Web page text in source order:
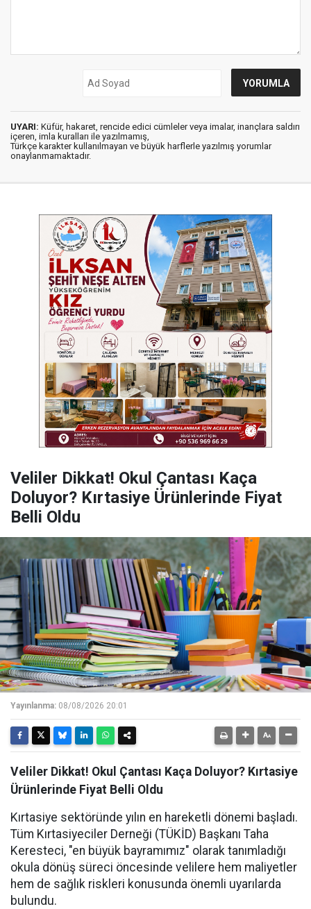
UYARI: Küfür, hakaret, rencide edici cümleler veya imalar, inançlara saldırı
içeren, imla kuralları ile yazılmamış,
Türkçe karakter kullanılmayan ve büyük harflerle yazılmış yorumlar
onaylanmamaktadır.
Veliler Dikkat! Okul Çantası Kaça
Doluyor? Kırtasiye Ürünlerinde Fiyat
Belli Oldu
Yayınlanma: 08/08/2026 20:01
Veliler Dikkat! Okul Çantası Kaça Doluyor? Kırtasiye
Ürünlerinde Fiyat Belli Oldu
Kırtasiye sektöründe yılın en hareketli dönemi başladı.
Tüm Kırtasiyeciler Derneği (TÜKİD) Başkanı Taha
Keresteci, "en büyük bayramımız" olarak tanımladığı
okula dönüş süreci öncesinde velilere hem maliyetler
hem de sağlık riskleri konusunda önemli uyarılarda
bulundu.